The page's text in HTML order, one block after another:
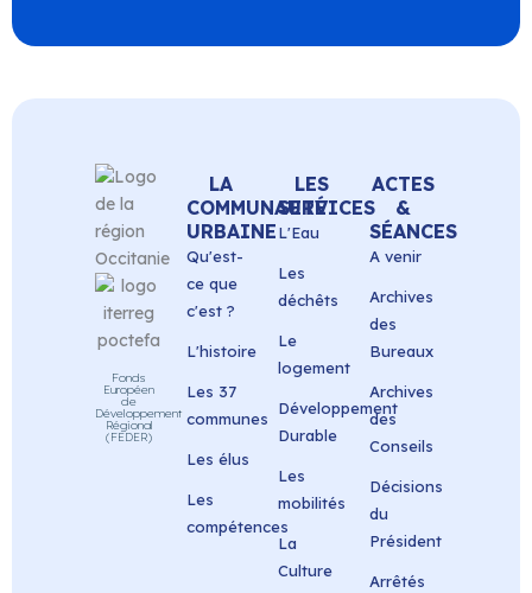
Fonds
Européen
de
Développement
Régional
(FEDER)
LA
COMMUNAUTÉ
URBAINE
Qu'est-
ce que
c'est ?
L'histoire
Les 37
communes
Les élus
Les
compétences
LES
SERVICES
L'Eau
Les
déchêts
Le
logement
Développement
Durable
Les
mobilités
La
Culture
ACTES
&
SÉANCES
A venir
Archives
des
Bureaux
Archives
des
Conseils
Décisions
du
Président
Arrêtés